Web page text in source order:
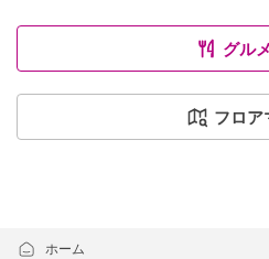
グル
フロア
ホーム